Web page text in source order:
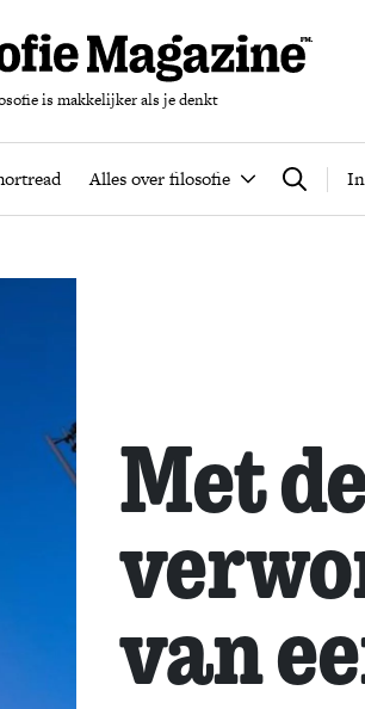
is makkelijker als je denkt
Alles over filosofie Zoeken
Filosoferen Shortread Alles over
Met
van